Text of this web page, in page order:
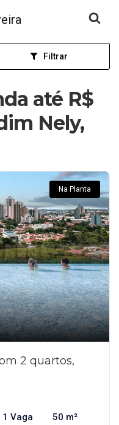
Filtrar
até R$
Nely,
Na Planta
2 quartos,
1 Vaga 50 m²